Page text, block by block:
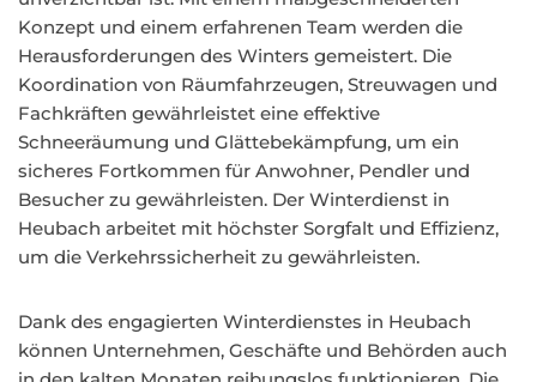
Konzept und einem erfahrenen Team werden die
Herausforderungen des Winters gemeistert. Die
Koordination von Räumfahrzeugen, Streuwagen und
Fachkräften gewährleistet eine effektive
Schneeräumung und Glättebekämpfung, um ein
sicheres Fortkommen für Anwohner, Pendler und
Besucher zu gewährleisten. Der Winterdienst in
Heubach arbeitet mit höchster Sorgfalt und Effizienz,
um die Verkehrssicherheit zu gewährleisten.
Dank des engagierten Winterdienstes in Heubach
können Unternehmen, Geschäfte und Behörden auch